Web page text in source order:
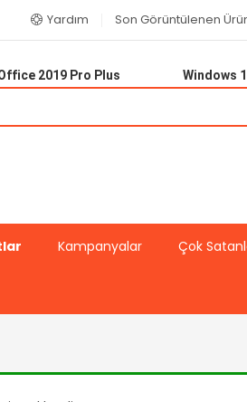
Yardım Son Görüntülenen
2019 Pro Plus Windows
Kampanyalar Çok